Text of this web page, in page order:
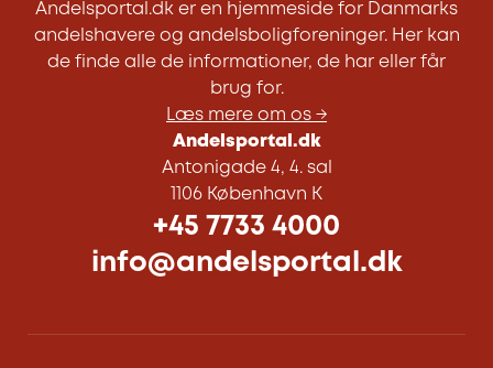
Andelsportal.dk er en hjemmeside for Danmarks
andelshavere og andelsboligforeninger. Her kan
de finde alle de informationer, de har eller får
brug for.
Læs mere om os →
Andelsportal.dk
Antonigade 4, 4. sal
1106 København K
+45 7733 4000
info@andelsportal.dk